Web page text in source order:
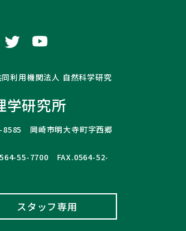
利用機関法人 自然科学研究
学研究所
8585 岡崎市明大寺町字西郷
55-7700 FAX.0564-52-
スタッフ専用